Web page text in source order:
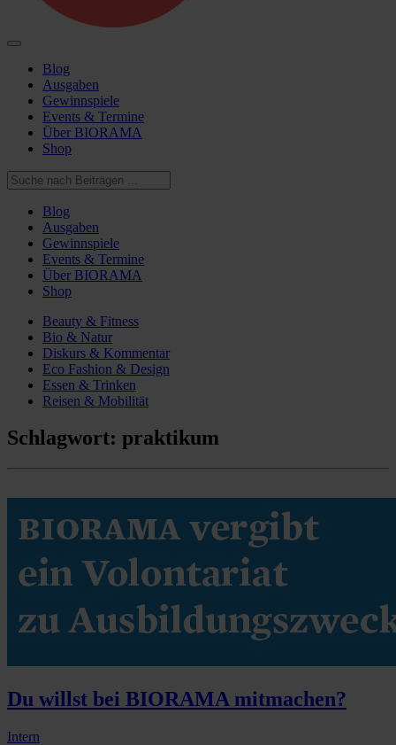
Blog
Ausgaben
Gewinnspiele
Events & Termine
Über BIORAMA
Shop
Blog
Ausgaben
Gewinnspiele
Events & Termine
Über BIORAMA
Shop
Beauty & Fitness
Bio & Natur
Diskurs & Kommentar
Eco Fashion & Design
Essen & Trinken
Reisen & Mobilität
Schlagwort: praktikum
Du willst bei BIORAMA mitmachen?
Intern